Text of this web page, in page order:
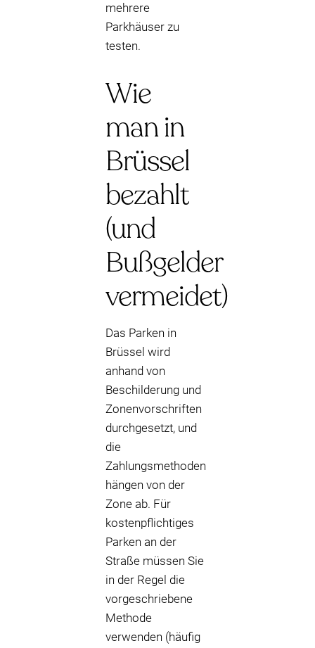
mehrere
Parkhäuser zu
testen.
Wie
man in
Brüssel
bezahlt
(und
Bußgelder
vermeidet)
Das Parken in
Brüssel wird
anhand von
Beschilderung und
Zonenvorschriften
durchgesetzt, und
die
Zahlungsmethoden
hängen von der
Zone ab. Für
kostenpflichtiges
Parken an der
Straße müssen Sie
in der Regel die
vorgeschriebene
Methode
verwenden (häufig